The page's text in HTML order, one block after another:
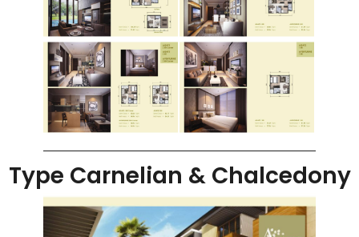
Type Carnelian & Chalcedony